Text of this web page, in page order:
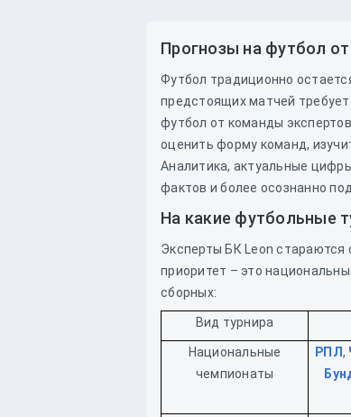
Прогнозы на футбол
Футбол традиционно
предстоящих матчей
футбол от команды
оценить форму команд,
Аналитика, актуальные
фактов и более осознанно
На какие футбольные
Эксперты БК Leon стараются
приоритет – это
сборных:
Вид турнира
Национальные
чемпионаты
РПЛ,